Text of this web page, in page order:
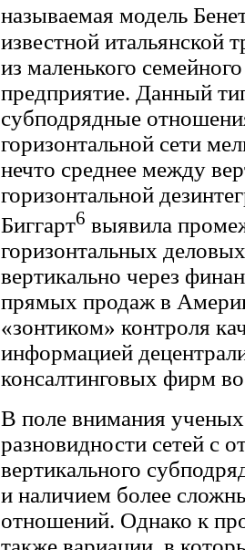
называемая модель
известной итальянской
из маленького
предприятие. Данный
субподрядные
горизонтальной сети
нечто среднее между
горизонтальной
Биггарт6 выявила
горизонтальных
вертикально через
прямых продаж в
«зонтиком» контроля
информацией
консалтинговых фирм
В поле внимания
разновидности сетей с
вертикального
и наличием более
отношений. Однако к